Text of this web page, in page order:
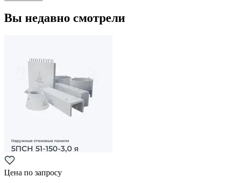
Вы недавно смотрели
Цена по запросу